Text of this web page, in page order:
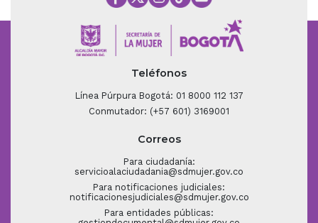
Teléfonos
Línea Púrpura Bogotá: 01 8000 112 137
Conmutador: (+57 601) 3169001
Correos
Para ciudadanía:
servicioalaciudadania@sdmujer.gov.co
Para notificaciones judiciales:
notificacionesjudiciales@sdmujer.gov.co
Para entidades públicas: